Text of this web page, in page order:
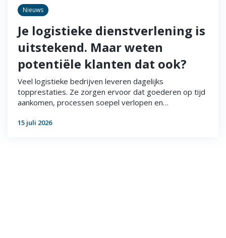
Nieuws
Je logistieke dienstverlening is
uitstekend. Maar weten
potentiële klanten dat ook?
Veel logistieke bedrijven leveren dagelijks
topprestaties. Ze zorgen ervoor dat goederen op tijd
aankomen, processen soepel verlopen en…
15 juli 2026